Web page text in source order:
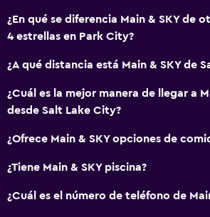
¿En qué se diferencia Main & SKY de
4 estrellas en Park City?
¿A qué distancia está Main & SKY de
¿Cuál es la mejor manera de llegar a
desde Salt Lake City?
¿Ofrece Main & SKY opciones de
¿Tiene Main & SKY piscina?
¿Cuál es el número de teléfono de